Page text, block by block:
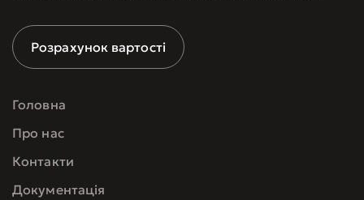
Розрахунок вартості
Головна
Про нас
Контакти
Документація